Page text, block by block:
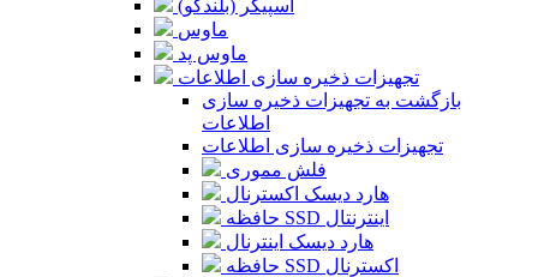
اسپیکر (بلندگو)
ماوس
ماوس پد
تجهیزات ذخیره سازی اطلاعات
بازگشت به تجهیزات ذخیره سازی
اطلاعات
تجهیزات ذخیره سازی اطلاعات
فلش مموری
هارد دیسک اکسترنال
حافظه SSD اینترنتال
هارد دیسک اینترنال
حافظه SSD اکسترنال